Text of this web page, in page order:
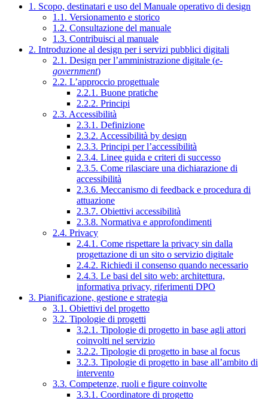
1. Scopo, destinatari e uso del Manuale operativo di design
1.1. Versionamento e storico
1.2. Consultazione del manuale
1.3. Contribuisci al manuale
2. Introduzione al design per i servizi pubblici digitali
2.1. Design per l’amministrazione digitale (e-
government)
2.2. L’approccio progettuale
2.2.1. Buone pratiche
2.2.2. Principi
2.3. Accessibilità
2.3.1. Definizione
2.3.2. Accessibilità by design
2.3.3. Principi per l’accessibilità
2.3.4. Linee guida e criteri di successo
2.3.5. Come rilasciare una dichiarazione di
accessibilità
2.3.6. Meccanismo di feedback e procedura di
attuazione
2.3.7. Obiettivi accessibilità
2.3.8. Normativa e approfondimenti
2.4. Privacy
2.4.1. Come rispettare la privacy sin dalla
progettazione di un sito o servizio digitale
2.4.2. Richiedi il consenso quando necessario
2.4.3. Le basi del sito web: architettura,
informativa privacy, riferimenti DPO
3. Pianificazione, gestione e strategia
3.1. Obiettivi del progetto
3.2. Tipologie di progetti
3.2.1. Tipologie di progetto in base agli attori
coinvolti nel servizio
3.2.2. Tipologie di progetto in base al focus
3.2.3. Tipologie di progetto in base all’ambito di
intervento
3.3. Competenze, ruoli e figure coinvolte
3.3.1. Coordinatore di progetto